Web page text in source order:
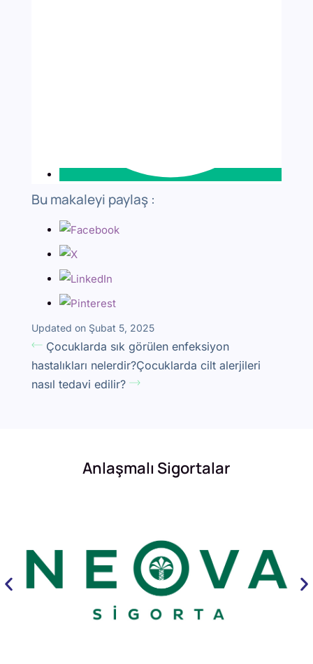
Bu makaleyi paylaş :
Updated on Şubat 5, 2025
Çocuklarda sık görülen enfeksiyon
hastalıkları nelerdir?Çocuklarda cilt alerjileri
nasıl tedavi edilir?
Anlaşmalı Sigortalar